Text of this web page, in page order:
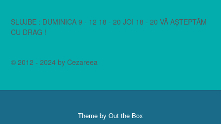
SLUJBE : DUMINICA 9 - 12 18 - 20 JOI 18 - 20 VĂ AȘTEPTĂM
CU DRAG !
© 2012 - 2024 by Cezareea
Theme by Out the Box